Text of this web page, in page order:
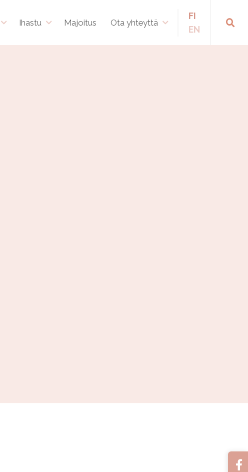
Ihastu Majoitus Ota yhteyttä
FI
EN